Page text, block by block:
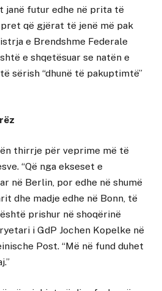
janë futur edhe në prita të
pret që gjërat të jenë më pak
e Brendshme Federale
e shqetësuar se natën e
sërish “dhunë të pakuptimtë”
thirrje për veprime më të
“Që nga ekseset e
në Berlin, por edhe në shumë
dhe madje edhe në Bonn, të
prishur në shoqërinë
i GdP Jochen Kopelke në
Post. “Më në fund duhet